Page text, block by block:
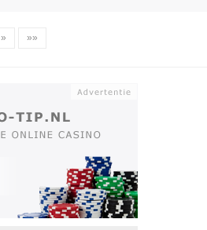
» »»